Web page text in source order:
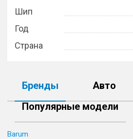
Шип
Год
Страна
Бренды
Авто
Популярные модели
Barum